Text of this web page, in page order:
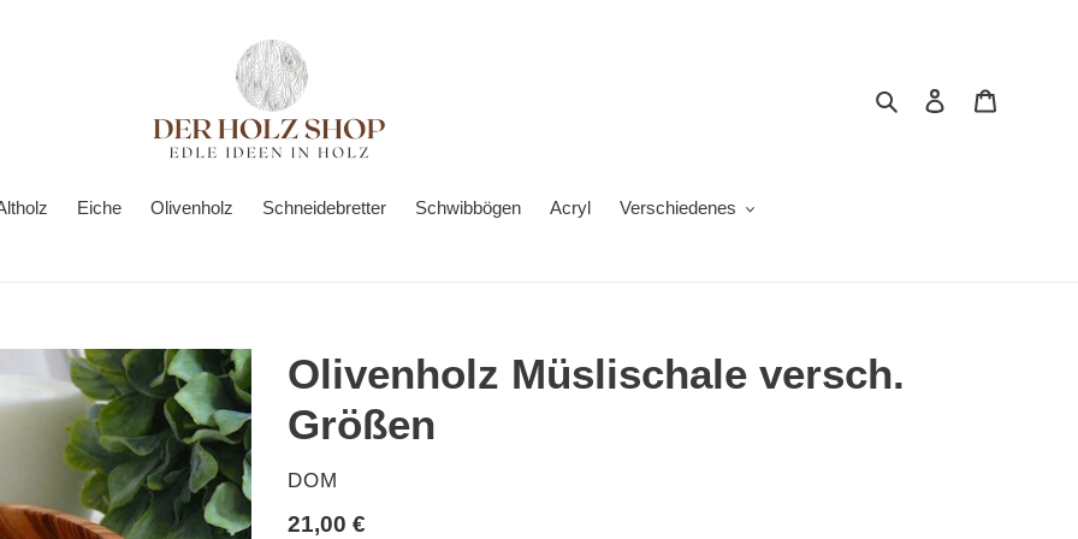
Suchen Einloggen
Eiche Olivenholz Schneidebretter Schwibbögen Acryl Verschiedenes
Olivenholz Müslischale versch.
Größen
VERKÄUFER
DOM
Normaler
21,00 €